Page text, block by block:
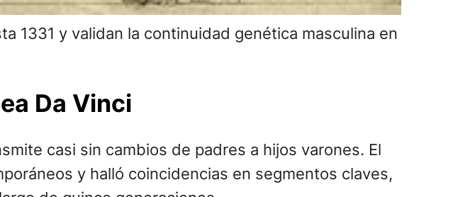
1331 y validan la continuidad genética masculina en
Da Vinci
casi sin cambios de padres a hijos varones. El
y halló coincidencias en segmentos claves,